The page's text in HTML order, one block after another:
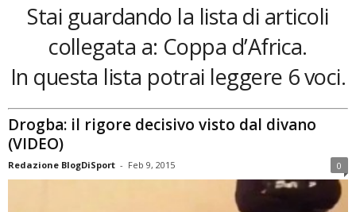
Stai guardando la lista di articoli
collegata a: Coppa d’Africa.
In questa lista potrai leggere 6 voci.
Drogba: il rigore decisivo visto dal divano
(VIDEO)
Redazione BlogDiSport - Feb 9, 2015 0